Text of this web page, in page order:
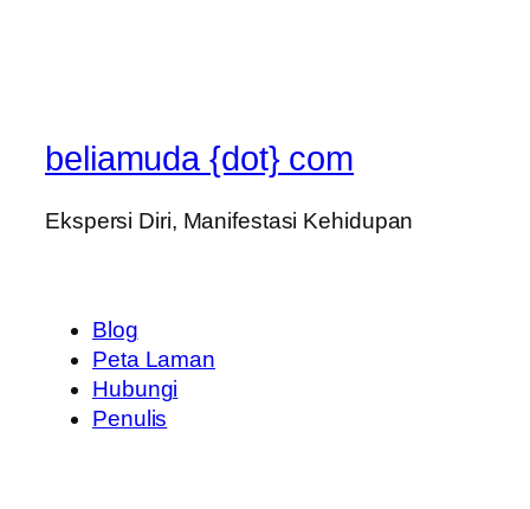
beliamuda {dot} com
Ekspersi Diri, Manifestasi Kehidupan
Blog
Peta Laman
Hubungi
Penulis